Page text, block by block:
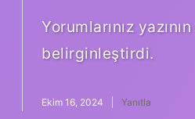
Yorumlarınız yazının
belirginleştirdi.
Ekim 16, 2024 Yanıtla